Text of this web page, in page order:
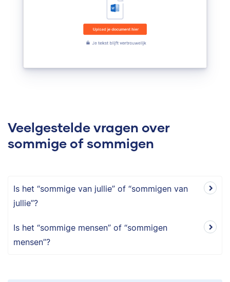
Veelgestelde vragen over
sommige of sommigen
Is het “sommige van jullie” of “sommigen van
jullie”?
Is het “sommige mensen” of “sommigen
mensen”?